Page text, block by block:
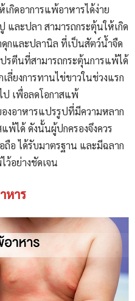
กิดอาการแพ้อาหารได้ง่าย
และปลา สามารถกระตุ้นให้เกิด
กและปลานิล ที่เป็นสัตว์น้ำจืด
รตีนที่สามารถกระตุ้นการแพ้ได้
ลี่ยงการทานไข่ขาวในช่วงแรก
เพื่อลดโอกาสแพ้
งอาหารแปรรูปที่มีความหลาก
พ้ได้ ดังนั้นผู้ปกครองจึงควร
อ ได้รับมาตรฐาน และมีฉลาก
ว้อย่างชัดเจน
หาร